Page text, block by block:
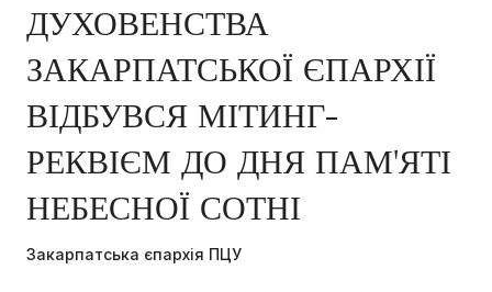
ДУХОВЕНСТВА
ЗАКАРПАТСЬКОЇ ЄПАРХІЇ
ВІДБУВСЯ МІТИНГ-
РЕКВІЄМ ДО ДНЯ ПАМ'ЯТІ
НЕБЕСНОЇ СОТНІ
Закарпатська єпархія ПЦУ